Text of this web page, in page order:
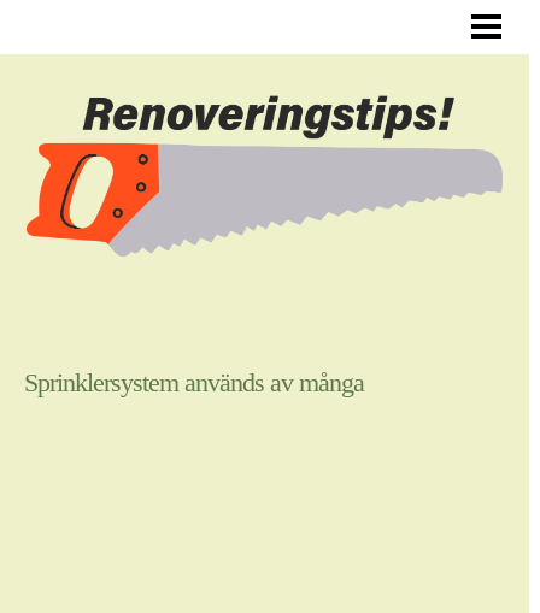
RENOVERA DIN HALL
RENOVERA SJÄLV
BLOGG
Sprinklersystem används av många